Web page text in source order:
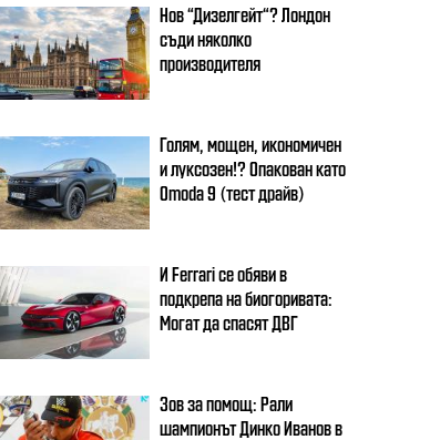
Нов “Дизелгейт“? Лондон
съди няколко
производителя
Голям, мощен, икономичен
и луксозен!? Опакован като
Omoda 9 (тест драйв)
И Ferrari се обяви в
подкрепа на биогоривата:
Могат да спасят ДВГ
Зов за помощ: Рали
шампионът Динко Иванов в